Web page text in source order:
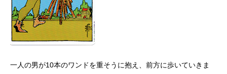
一人の男が10本のワンドを重そうに抱え、前方に歩いていきま